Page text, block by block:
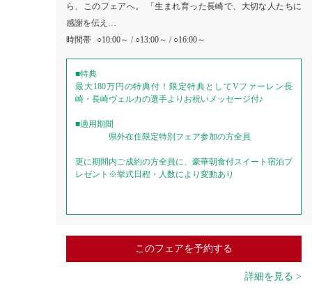
ら、このフェアへ。 「生まれ育った長崎で、大切な人たちに
感謝を伝え…
時間帯
○10:00～ / ○13:00～ / ○16:00～
■特典
最大180万円の特典付！限定特典としてVファーレン長
崎・長崎ヴェルカの選手よりお祝いメッセージ付♪
■適用期間
県外在住限定特別フェア参加の方全員
更に期間内ご成約の方全員に、豪華朝食付スイート宿泊プ
レゼント※挙式日程・人数により変動あり
このフェアを予約する
詳細を見る >